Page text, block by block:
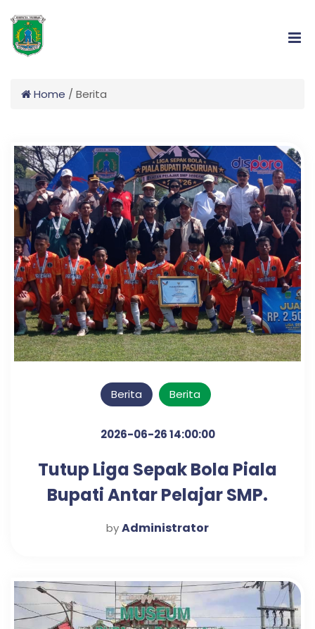
Home / Berita
Berita Berita
2026-06-26 14:00:00
Tutup Liga Sepak Bola Piala
Bupati Antar Pelajar SMP.
Mas Rusdi : Kita Bangun
Disegani
byAdministrator